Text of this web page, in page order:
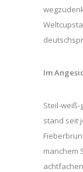
Im
Steil-
stand seit
manchem